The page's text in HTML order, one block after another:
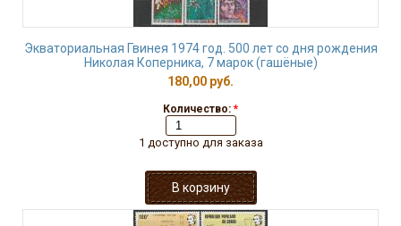
Экваториальная Гвинея 1974 год. 500 лет со дня рождения
Николая Коперника, 7 марок (гашёные)
180,00 руб.
Количество: *
1 доступно для заказа